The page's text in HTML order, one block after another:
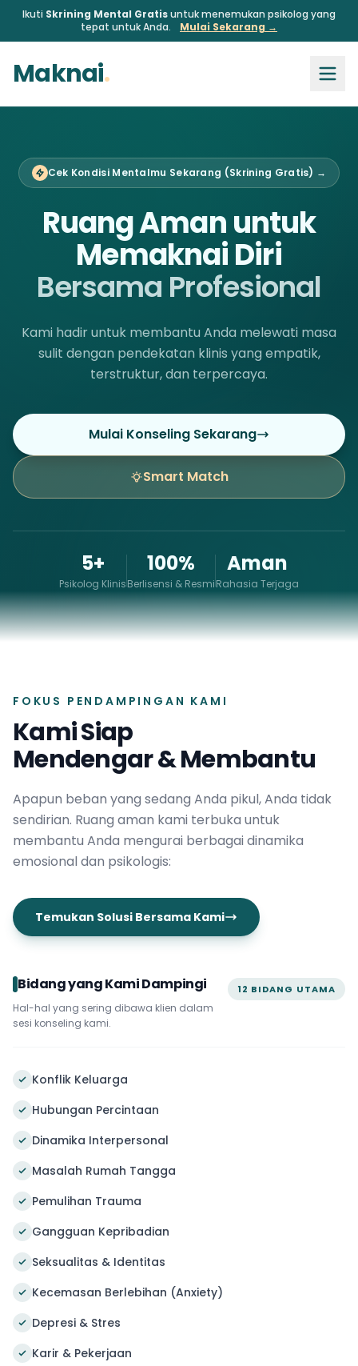
Ikuti Skrining Mental Gratisuntuk menemukan psikolog yang
tepat untuk Anda.
Mulai Sekarang →
Maknai.
Cek Kondisi Mentalmu Sekarang (Skrining Gratis) →
Ruang Aman untuk
Memaknai Diri
Bersama Profesional
Kami hadir untuk membantu Anda melewati masa
sulit dengan pendekatan klinis yang empatik,
terstruktur, dan terpercaya.
Mulai Konseling Sekarang
Smart Match
5+
Psikolog Klinis
100%
Berlisensi & Resmi
Aman
Rahasia Terjaga
FOKUS PENDAMPINGAN KAMI
Kami Siap
Mendengar & Membantu
Apapun beban yang sedang Anda pikul, Anda tidak
sendirian. Ruang aman kami terbuka untuk
membantu Anda mengurai berbagai dinamika
emosional dan psikologis:
Temukan Solusi Bersama Kami
Bidang yang Kami Dampingi
Hal-hal yang sering dibawa klien dalam
sesi konseling kami.
12 BIDANG UTAMA
Konflik Keluarga
Hubungan Percintaan
Dinamika Interpersonal
Masalah Rumah Tangga
Pemulihan Trauma
Gangguan Kepribadian
Seksualitas & Identitas
Kecemasan Berlebihan (Anxiety)
Depresi & Stres
Karir & Pekerjaan